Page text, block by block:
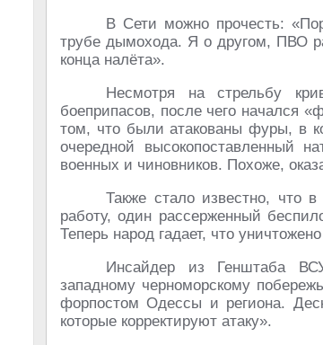
В Сети можно прочесть:
трубе дымохода. Я о другом, ПВО
конца налёта».
Несмотря на стрельбу
боеприпасов, после чего начался
том, что были атакованы фуры, в
очередной высокопоставленный
военных и чиновников. Похоже,
Также стало известно, что
работу, один рассерженный
Теперь народ гадает, что
Инсайдер из Генштаба
западному черноморскому
форпостом Одессы и региона.
которые корректируют атаку».